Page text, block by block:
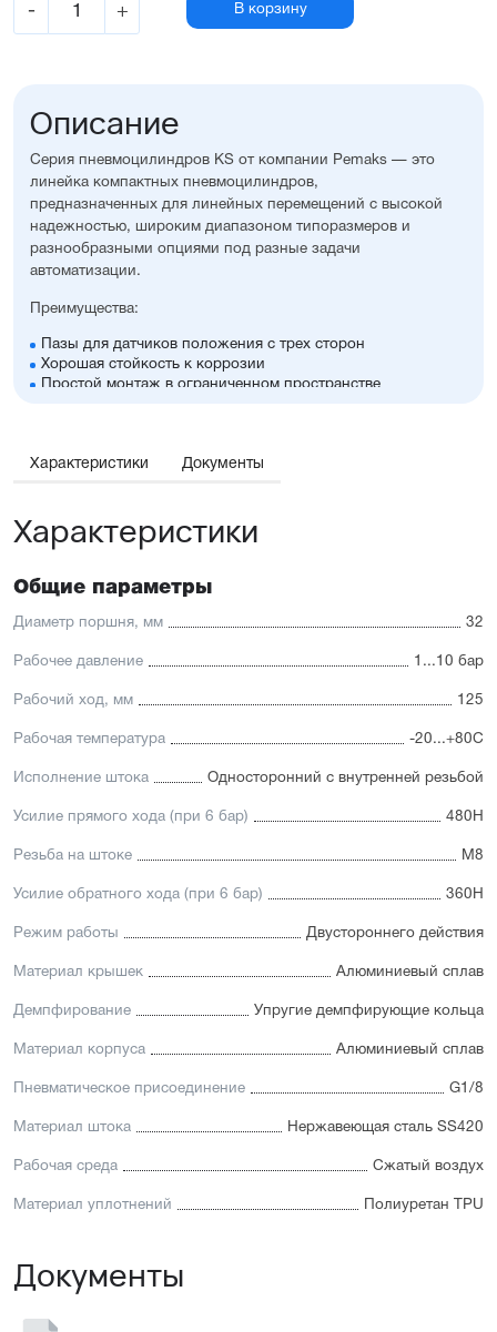
- + В корзину
Описание
Серия пневмоцилиндров KS от компании Pemaks — это
линейка компактных пневмоцилиндров,
предназначенных для линейных перемещений с высокой
надежностью, широким диапазоном типоразмеров и
разнообразными опциями под разные задачи
автоматизации.
Преимущества:
Пазы для датчиков положения с трех сторон
Хорошая стойкость к коррозии
Простой монтаж в ограниченном пространстве
Упругие элементы демпфирования
Уплотнение — полиуретан (PU) с возможностью
замены на уплотнения с расширенным температурным
Характеристики Документы
Характеристики
Общие параметры
Диаметр поршня, мм 32
Рабочее давление 1...10 бар
Рабочий ход, мм 125
Рабочая температура -20...+80С
Исполнение штока Односторонний с внутренней резьбой
Усилие прямого хода (при 6 бар) 480Н
Резьба на штоке М8
Усилие обратного хода (при 6 бар) 360Н
Режим работы Двустороннего действия
Материал крышек Алюминиевый сплав
Демпфирование Упругие демпфирующие кольца
Материал корпуса Алюминиевый сплав
Пневматическое присоединение G1/8
Материал штока Нержавеющая сталь SS420
Рабочая среда Сжатый воздух
Материал уплотнений Полиуретан TPU
Документы